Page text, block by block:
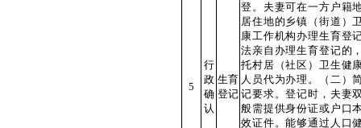
5
行
政
确
认
生育
登记
登。夫妻可在一方户籍
居住地的乡镇（街道）
康工作机构办理生育登
法亲自办理生育登记的
托村居（社区）卫生健
人员代为办理。（二）
记要求。登记时，夫妻
般需提供身份证或户口
效证件。能够通过人口